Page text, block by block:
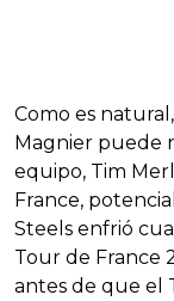
Como es
Magnier puede
equipo, Tim
France,
Steels enfrió
Tour de France
antes de que el